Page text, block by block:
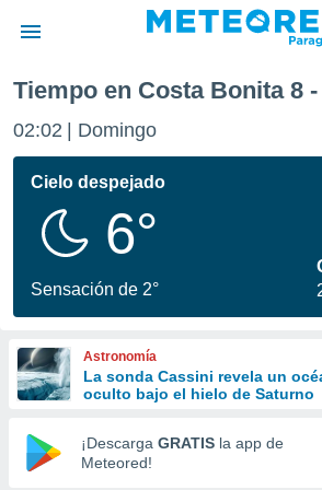
de
ha
calidad.
a este
las
y
forma
digital
basada
Tiempo en Costa Bonita 8
02:02 Domingo
Cielo despejado
6°
Sensación de 2°
Astronomía
La sonda Cassini revela un
oculto bajo el hielo de Saturno
¡Descarga GRATIS la app de
Meteored!